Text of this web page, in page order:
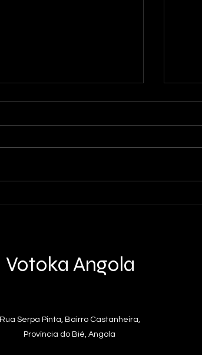
Votoka Angola
Rua Serpa Pinta, Bairro Castanheira,
Província do Bié, Angola